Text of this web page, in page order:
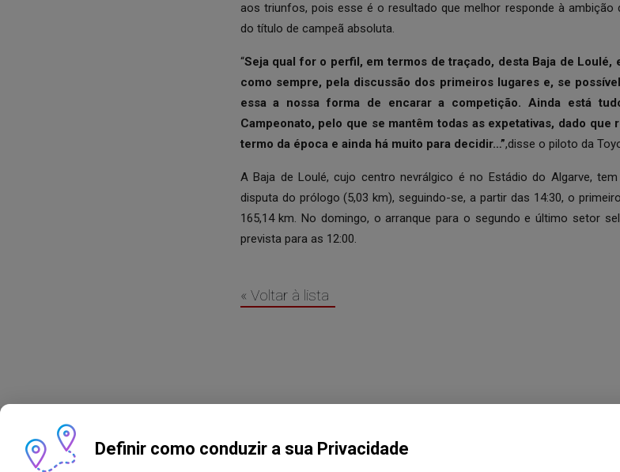
aos triunfos, pois esse é o resultado que melhor responde à ambição
do título de campeã absoluta.
“Seja qual for o perfil, em termos de traçado, desta Baja de Loulé,
como sempre, pela discussão dos primeiros lugares e, se
essa a nossa forma de encarar a competição. Ainda está
Campeonato, pelo que se mantêm todas as expetativas, dado que
termo da época e ainda há muito para decidir…”,disse o piloto da
A Baja de Loulé, cujo centro nevrálgico é no Estádio do Algarve,
disputa do prólogo (5,03 km), seguindo-se, a partir das 14:30, o
165,14 km. No domingo, o arranque para o segundo e último setor
prevista para as 12:00.
« Voltar à lista
Definir como conduzir a sua Privacidade